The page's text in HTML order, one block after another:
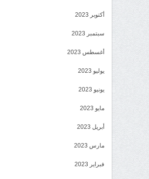
أكتوبر 2023
سبتمبر 2023
أغسطس 2023
يوليو 2023
يونيو 2023
مايو 2023
أبريل 2023
مارس 2023
فبراير 2023